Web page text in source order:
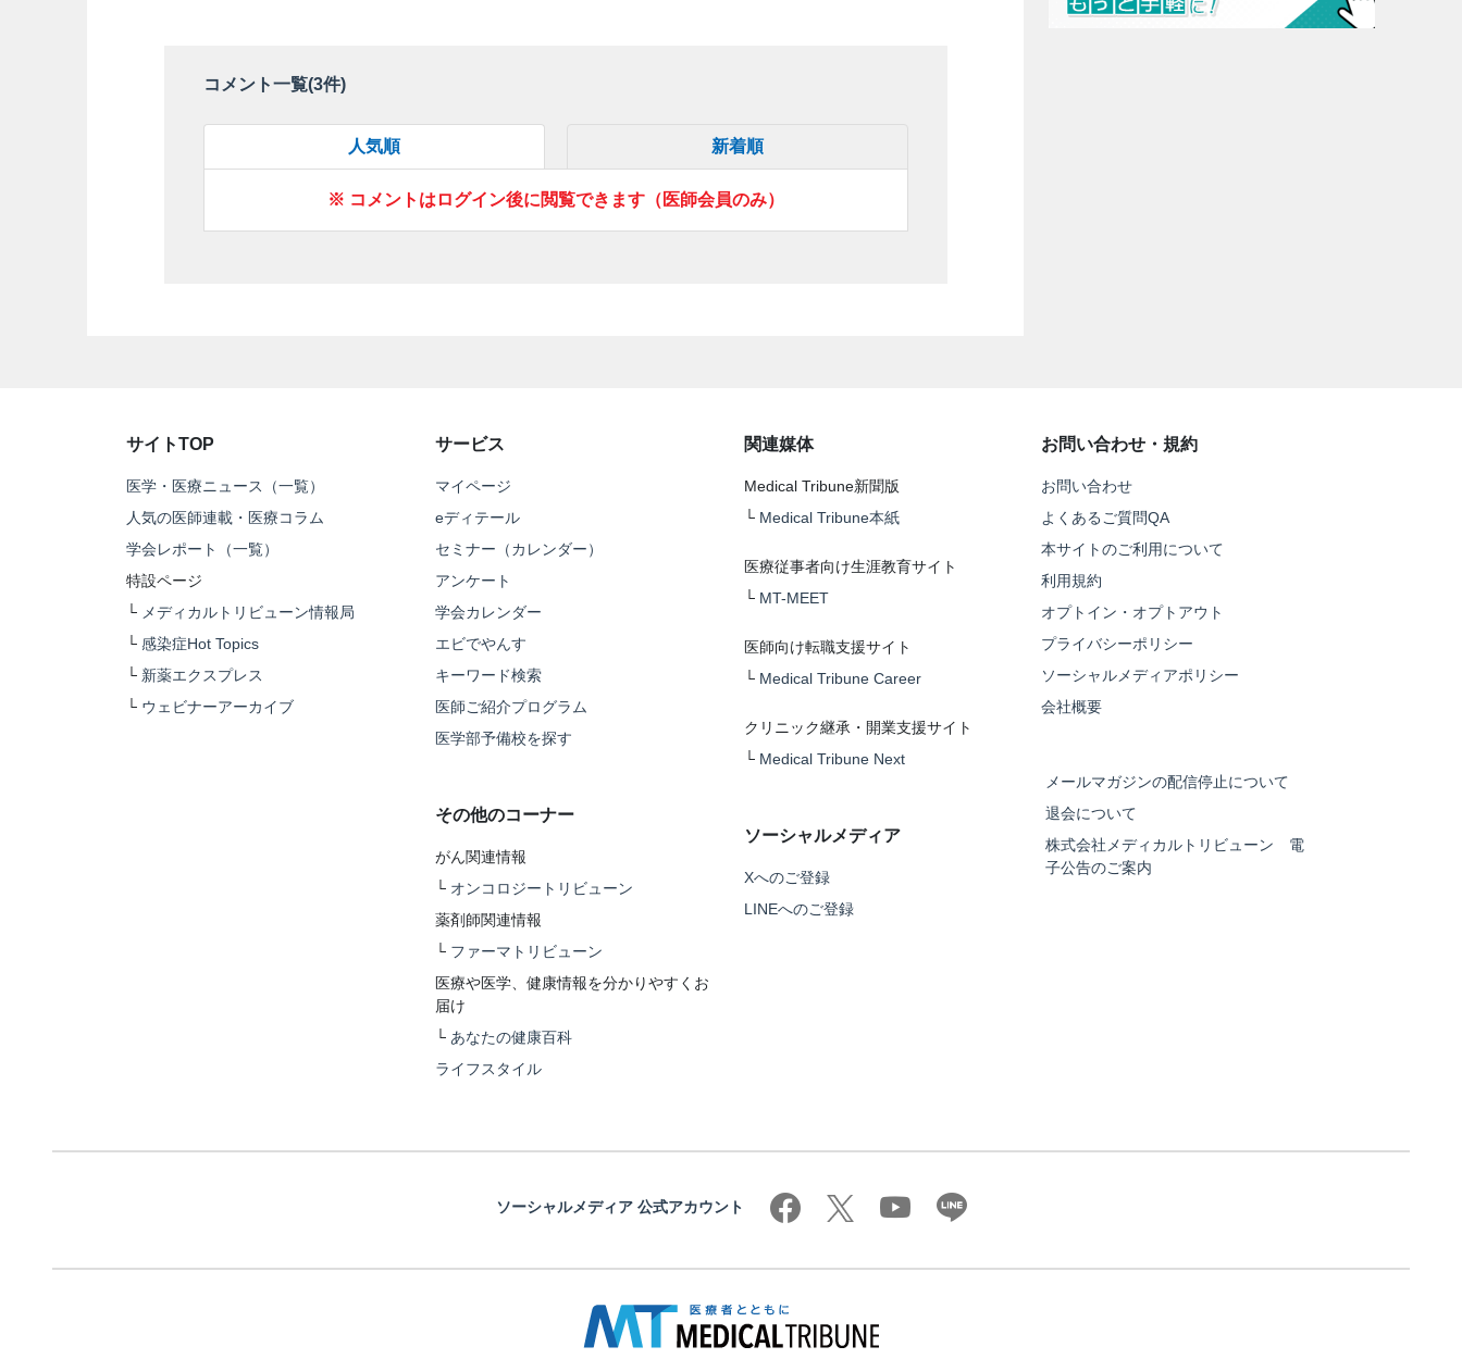
コメント一覧(3件)
人気順 新着順
※ コメントはログイン後に閲覧できます（医師会員のみ）
サイトTOP
医学・医療ニュース（一覧）
人気の医師連載・医療コラム
学会レポート（一覧）
特設ページ
└ メディカルトリビューン情報局
└ 感染症Hot Topics
└ 新薬エクスプレス
└ ウェビナーアーカイブ
サービス
マイページ
eディテール
セミナー（カレンダー）
アンケート
学会カレンダー
エビでやんす
キーワード検索
医師ご紹介プログラム
医学部予備校を探す
その他のコーナー
がん関連情報
└ オンコロジートリビューン
薬剤師関連情報
└ ファーマトリビューン
医療や医学、健康情報を分かりやすくお
届け
└ あなたの健康百科
ライフスタイル
関連媒体
Medical Tribune新聞版
└ Medical Tribune本紙
医療従事者向け生涯教育サイト
└ MT-MEET
医師向け転職支援サイト
└ Medical Tribune Career
クリニック継承・開業支援サイト
└ Medical Tribune Next
ソーシャルメディア
Xへのご登録
LINEへのご登録
お問い合わせ・規約
お問い合わせ
よくあるご質問QA
本サイトのご利用について
利用規約
オプトイン・オプトアウト
プライバシーポリシー
ソーシャルメディアポリシー
会社概要
メールマガジンの配信停止について
退会について
株式会社メディカルトリビューン 電
子公告のご案内
ソーシャルメディア 公式アカウント